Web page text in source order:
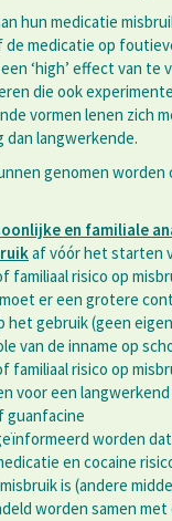
hun medicatie
de medicatie op
‘high’ effect van te
die ook
vormen lenen zich
langwerkende.
genomen worden
en familiale
af vóór het starten
familiaal risico op
er een grotere
gebruik (geen
van de inname op
familiaal risico op
voor een
guanfacine
worden
en cocaine
is (andere
worden samen met